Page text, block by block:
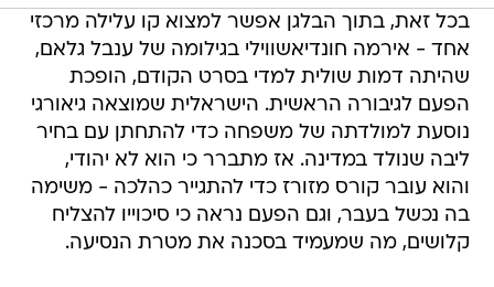
בכל זאת, בתוך הבלגן אפשר למצוא קו עלילה מרכזי
אחד - אירמה חונדיאשווילי בגילומה של ענבל גלאם,
שהיתה דמות שולית למדי בסרט הקודם, הופכת
הפעם לגיבורה הראשית. הישראלית שמוצאה גיאורגי
נוסעת למולדתה של משפחה כדי להתחתן עם בחיר
ליבה שנולד במדינה. אז מתברר כי הוא לא יהודי,
והוא עובר קורס מזורז כדי להתגייר כהלכה - משימה
בה נכשל בעבר, וגם הפעם נראה כי סיכוייו להצליח
קלושים, מה שמעמיד בסכנה את מטרת הנסיעה.